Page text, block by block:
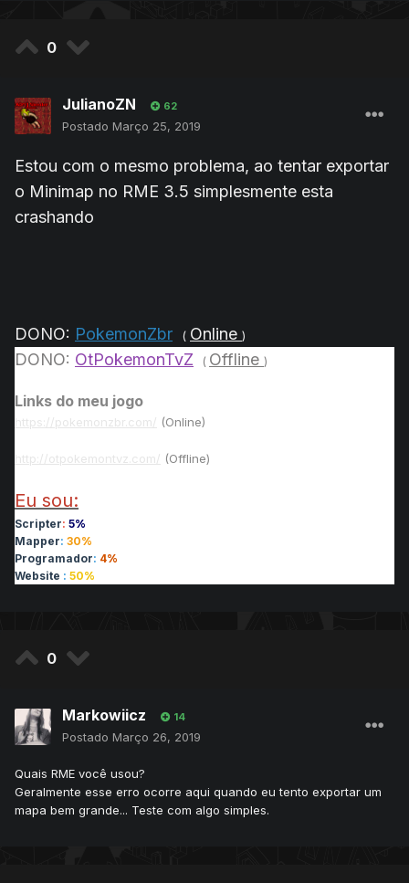
0
JulianoZN 62
Postado Março 25, 2019
Estou com o mesmo problema, ao tentar exportar
o Minimap no RME 3.5 simplesmente esta
crashando
DONO: PokemonZbr ( Online )
DONO: OtPokemonTvZ ( Offline )
Links do meu jogo
https://pokemonzbr.com/ (Online)
http://otpokemontvz.com/ (Offline)
Eu sou:
Scripter: 5%
Mapper: 30%
Programador: 4%
Website : 50%
0
Markowiicz 14
Postado Março 26, 2019
Quais RME você usou?
Geralmente esse erro ocorre aqui quando eu tento exportar um
mapa bem grande... Teste com algo simples.